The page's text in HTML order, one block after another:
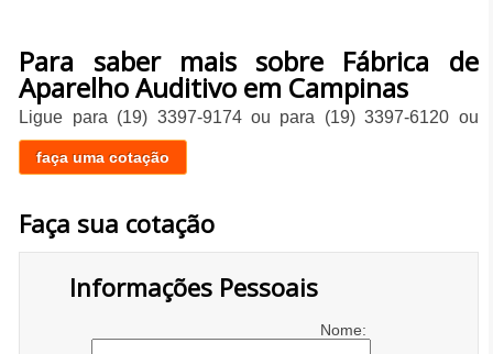
Para saber mais sobre Fábrica de
Aparelho Auditivo em Campinas
Ligue para (19) 3397-9174ou para (19) 3397-6120 ou
faça uma cotação
Faça sua cotação
Informações Pessoais
Nome: